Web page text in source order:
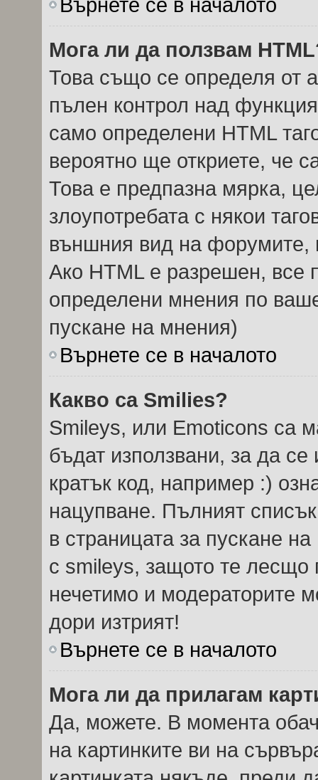
Мога ли да ползвам
Това също се определя от
пълен контрол над
само определени HTML
вероятно ще откриете, че
Това е предпазна мярка,
злоупотребата с някои
външния вид на форумите,
Ако HTML е разрешен, все
определени мнения по
пускане на мнения)
Върнете се в началото
Какво са Smilies?
Smileys, или Emoticons са
бъдат използвани, за да
кратък код, например :)
нацупване. Пълният
в страницата за пускане
с smileys, защото те
нечетимо и модераторите
дори изтрият!
Върнете се в началото
Мога ли да прилагам
Да, можете. В момента
на картинките ви на